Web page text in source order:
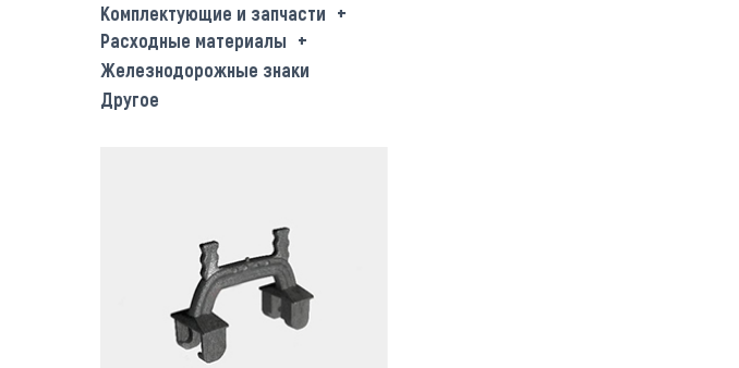
Комплектующие и запчасти
Расходные материалы
Железнодорожные знаки
Другое